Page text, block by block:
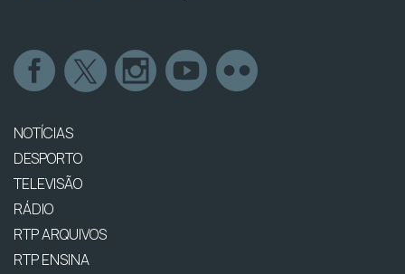
NOTÍCIAS
DESPORTO
TELEVISÃO
RÁDIO
RTP ARQUIVOS
RTP ENSINA